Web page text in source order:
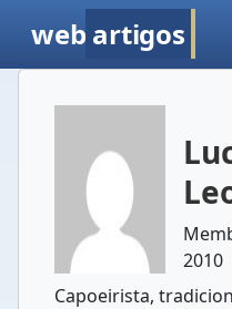
web artigos
2010
Capoeirista,